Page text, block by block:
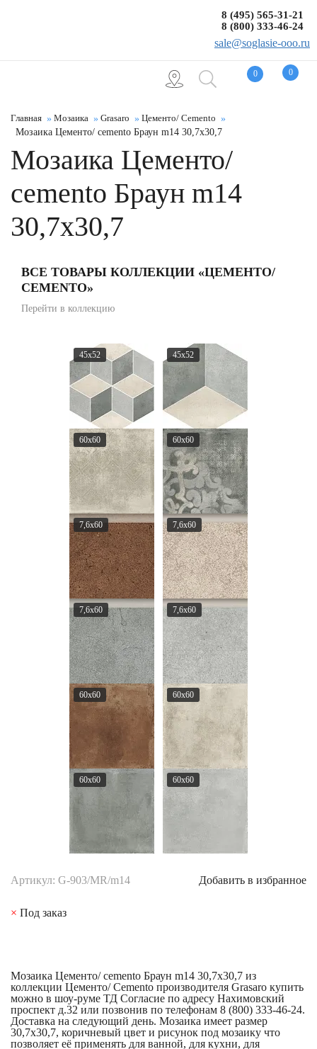
0 0
8 (495) 565-31-21
8 (800) 333-46-24
sale@soglasie-ooo.ru
Главная Мозаика Grasaro
Цементо/ Cemento
Мозаика Цементо/ cemento Браун m14 30,7x30,7
Мозаика Цементо/
cemento Браун m14
30,7x30,7
ВСЕ ТОВАРЫ КОЛЛЕКЦИИ «ЦЕМЕНТО/
CEMENTO»
Перейти в коллекцию
45x52 45x52
60x60 60x60
7,6x60 7,6x60
7,6x60 7,6x60
60x60 60x60
60x60 60x60
Артикул: G-903/MR/m14 Добавить в избранное
× Под заказ
Мозаика Цементо/ cemento Браун m14 30,7x30,7 из
коллекции Цементо/ Cemento производителя Grasaro купить
можно в шоу-руме ТД Согласие по адресу Нахимовский
проспект д.32 или позвонив по телефонам 8 (800) 333-46-24.
Доставка на следующий день. Мозаика имеет размер
30,7x30,7, коричневый цвет и рисунок под мозаику что
позволяет её применять для ванной, для кухни, для